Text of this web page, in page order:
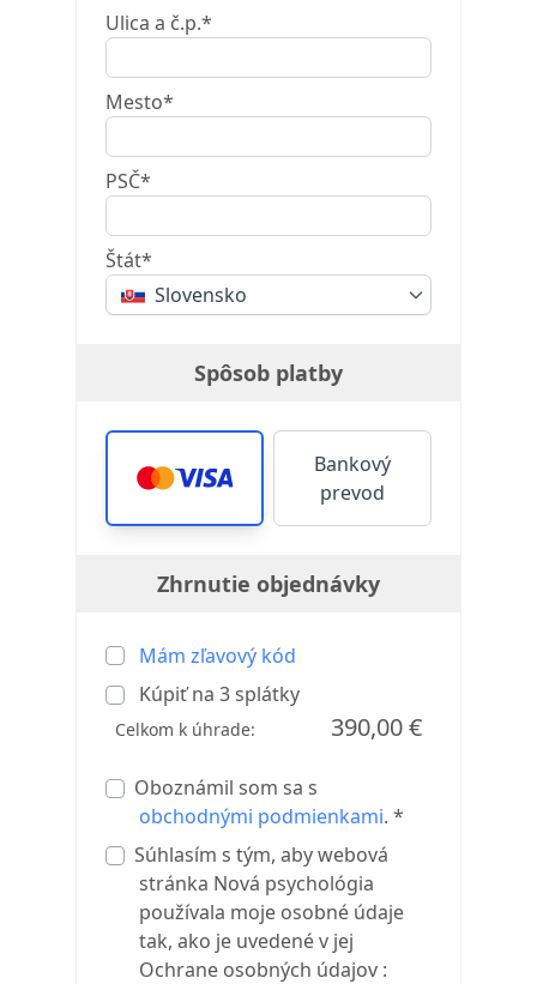
Ulica a č.p.*
Mesto*
PSČ*
Štát*
Slovensko
Spôsob platby
Bankový
prevod
Zhrnutie objednávky
Mám zľavový kód
Kúpiť na 3splátky
Celkom k úhrade: 390,00 €
Oboznámil som sa s
obchodnými podmienkami. *
Súhlasím s tým, aby webová
stránka Nová psychológia
používala moje osobné údaje
tak, ako je uvedené v jej
Ochrane osobných údajov :